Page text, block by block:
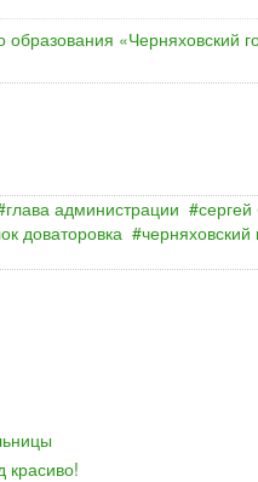
«Черняховский
глава администрации
доваторовка
черняховский
красиво!